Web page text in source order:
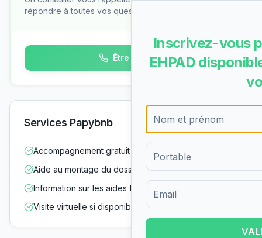
répondre à toutes vos questions
Être rappelé
Services Papybnb
Accompagnement gratuit dans vos démarches
Aide au montage du dossier d'admission
Information sur les aides financières
Visite virtuelle si disponible
Inscrivez-vous
EHPAD
Formulaire d'inscription pour